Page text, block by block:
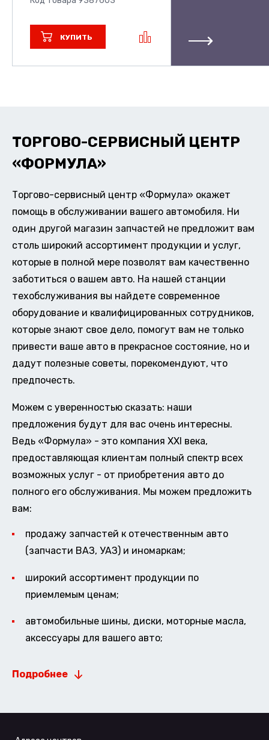
КУПИТЬ
ТОРГОВО-СЕРВИСНЫЙ ЦЕНТР
«ФОРМУЛА»
Торгово-сервисный центр «Формула» окажет
помощь в обслуживании вашего автомобиля. Ни
один другой магазин запчастей не предложит вам
столь широкий ассортимент продукции и услуг,
которые в полной мере позволят вам качественно
заботиться о вашем авто. На нашей станции
техобслуживания вы найдете современное
оборудование и квалифицированных сотрудников,
которые знают свое дело, помогут вам не только
привести ваше авто в прекрасное состояние, но и
дадут полезные советы, порекомендуют, что
предпочесть.
Можем с уверенностью сказать: наши
предложения будут для вас очень интересны.
Ведь «Формула» - это компания XXI века,
предоставляющая клиентам полный спектр всех
возможных услуг - от приобретения авто до
полного его обслуживания. Мы можем предложить
вам:
продажу запчастей к отечественным авто
(запчасти ВАЗ, УАЗ) и иномаркам;
широкий ассортимент продукции по
приемлемым ценам;
автомобильные шины, диски, моторные масла,
аксессуары для вашего авто;
Подробнее